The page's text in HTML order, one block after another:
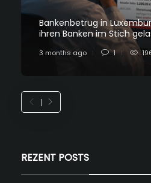
Bankenbetrug in
ihren Banken im Stich
3 months ago 1
REZENT POSTS